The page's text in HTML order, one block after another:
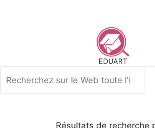
Résultats de recherche